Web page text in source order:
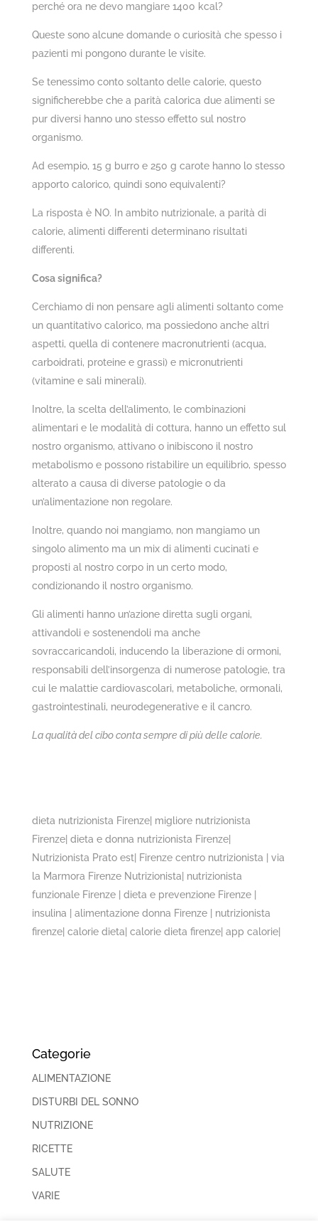
perché ora ne devo mangiare 1400 kcal?
Queste sono alcune domande o curiosità che spesso i
pazienti mi pongono durante le visite.
Se tenessimo conto soltanto delle calorie, questo
significherebbe che a parità calorica due alimenti se
pur diversi hanno uno stesso effetto sul nostro
organismo.
Ad esempio, 15 g burro e 250 g carote hanno lo stesso
apporto calorico, quindi sono equivalenti?
La risposta è NO. In ambito nutrizionale, a parità di
calorie, alimenti differenti determinano risultati
differenti.
Cosa significa?
Cerchiamo di non pensare agli alimenti soltanto come
un quantitativo calorico, ma possiedono anche altri
aspetti, quella di contenere macronutrienti (acqua,
carboidrati, proteine e grassi) e micronutrienti
(vitamine e sali minerali).
Inoltre, la scelta dell’alimento, le combinazioni
alimentari e le modalità di cottura, hanno un effetto sul
nostro organismo, attivano o inibiscono il nostro
metabolismo e possono ristabilire un equilibrio, spesso
alterato a causa di diverse patologie o da
un’alimentazione non regolare.
Inoltre, quando noi mangiamo, non mangiamo un
singolo alimento ma un mix di alimenti cucinati e
proposti al nostro corpo in un certo modo,
condizionando il nostro organismo.
Gli alimenti hanno un’azione diretta sugli organi,
attivandoli e sostenendoli ma anche
sovraccaricandoli, inducendo la liberazione di ormoni,
responsabili dell’insorgenza di numerose patologie, tra
cui le malattie cardiovascolari, metaboliche, ormonali,
gastrointestinali, neurodegenerative e il cancro.
La qualità del cibo conta sempre di più delle calorie.
dieta nutrizionista Firenze| migliore nutrizionista
Firenze| dieta e donna nutrizionista Firenze|
Nutrizionista Prato est| Firenze centro nutrizionista | via
la Marmora Firenze Nutrizionista| nutrizionista
funzionale Firenze | dieta e prevenzione Firenze |
insulina | alimentazione donna Firenze | nutrizionista
firenze| calorie dieta| calorie dieta firenze| app calorie|
Categorie
ALIMENTAZIONE
DISTURBI DEL SONNO
NUTRIZIONE
RICETTE
SALUTE
VARIE